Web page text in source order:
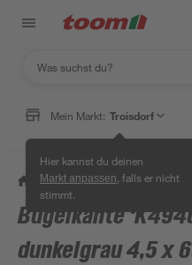
Mein Markt: Troisdorf
Hier kannst du deinen
Markt anpassen , falls er nicht
stimmt.
/ Bauen & Renovieren / Holz
Bügelkante
dunkelgrau 4,5 x